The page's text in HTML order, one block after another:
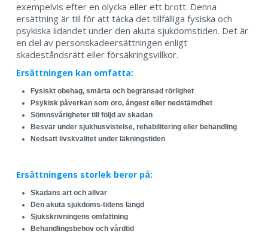
exempelvis efter en olycka eller ett brott. Denna
ersättning är till för att täcka det tillfälliga fysiska och
psykiska lidandet under den akuta sjukdomstiden. Det är
en del av personskadeersättningen enligt
skadeståndsrätt eller försäkringsvillkor.
Ersättningen kan omfatta:
Fysiskt obehag, smärta och begränsad rörlighet
Psykisk påverkan som oro, ångest eller nedstämdhet
Sömnsvårigheter till följd av skadan
Besvär under sjukhusvistelse, rehabilitering eller behandling
Nedsatt livskvalitet under läkningstiden
Ersättningens storlek beror på:
Skadans art och allvar
Den akuta sjukdoms-tidens längd
Sjukskrivningens omfattning
Behandlingsbehov och vårdtid